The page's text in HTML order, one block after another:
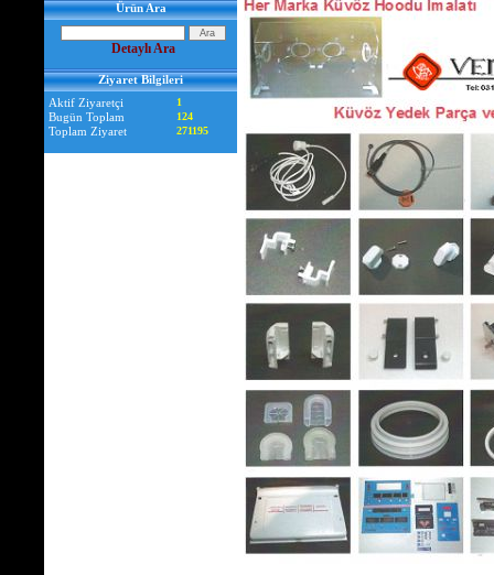
Ürün Ara
Detaylı Ara
Ziyaret Bilgileri
Aktif Ziyaretçi
1
Bugün Toplam 124
Toplam Ziyaret 271195